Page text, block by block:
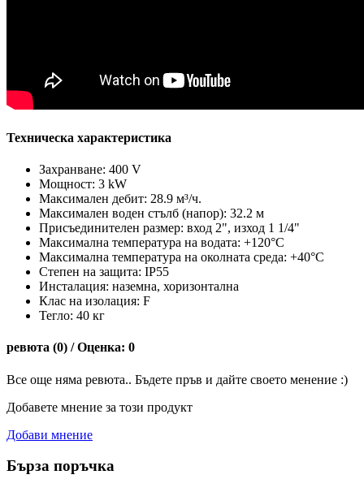
Техническа характеристика
Захранване: 400 V
Мощност: 3 kW
Максимален дебит: 28.9 м³/ч.
Максимален воден стълб (напор): 32.2 м
Присъединителен размер: вход 2", изход 1 1/4"
Максимална температура на водата: +120°C
Максимална температура на околната среда: +40°С
Степен на защита: IP55
Инсталация: наземна, хоризонтална
Клас на изолация: F
Тегло: 40 кг
ревюта (0) / Оценка: 0
Все още няма ревюта.. Бъдете пръв и дайте своето менение :)
Добавете мнение за този продукт
Добави мнение
Бърза поръчка